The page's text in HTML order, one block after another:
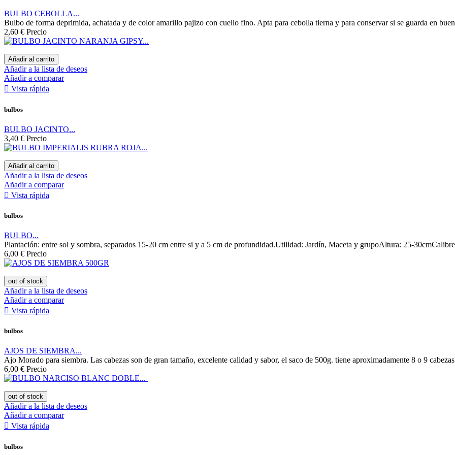
BULBO CEBOLLA...
Bulbo de forma deprimida, achatada y de color amarillo pajizo con cuello fino. Apta para cebolla tierna y para conservar si se guarda en
2,60 € Precio
Añadir al carrito
Añadir a la lista de deseos
Añadir a comparar
 Vista rápida
bulbos
BULBO JACINTO...
3,40 € Precio
Añadir al carrito
Añadir a la lista de deseos
Añadir a comparar
 Vista rápida
bulbos
BULBO...
Plantación: entre sol y sombra, separados 15-20 cm entre si y a 5 cm de profundidad.Utilidad: Jardín, Maceta y grupoAltura: 25-
6,00 € Precio
out of stock
Añadir a la lista de deseos
Añadir a comparar
 Vista rápida
bulbos
AJOS DE SIEMBRA...
Ajo Morado para siembra. Las cabezas son de gran tamaño, excelente calidad y sabor, el saco de 500g. tiene aproximadamente 8 o 9
6,00 € Precio
out of stock
Añadir a la lista de deseos
Añadir a comparar
 Vista rápida
bulbos